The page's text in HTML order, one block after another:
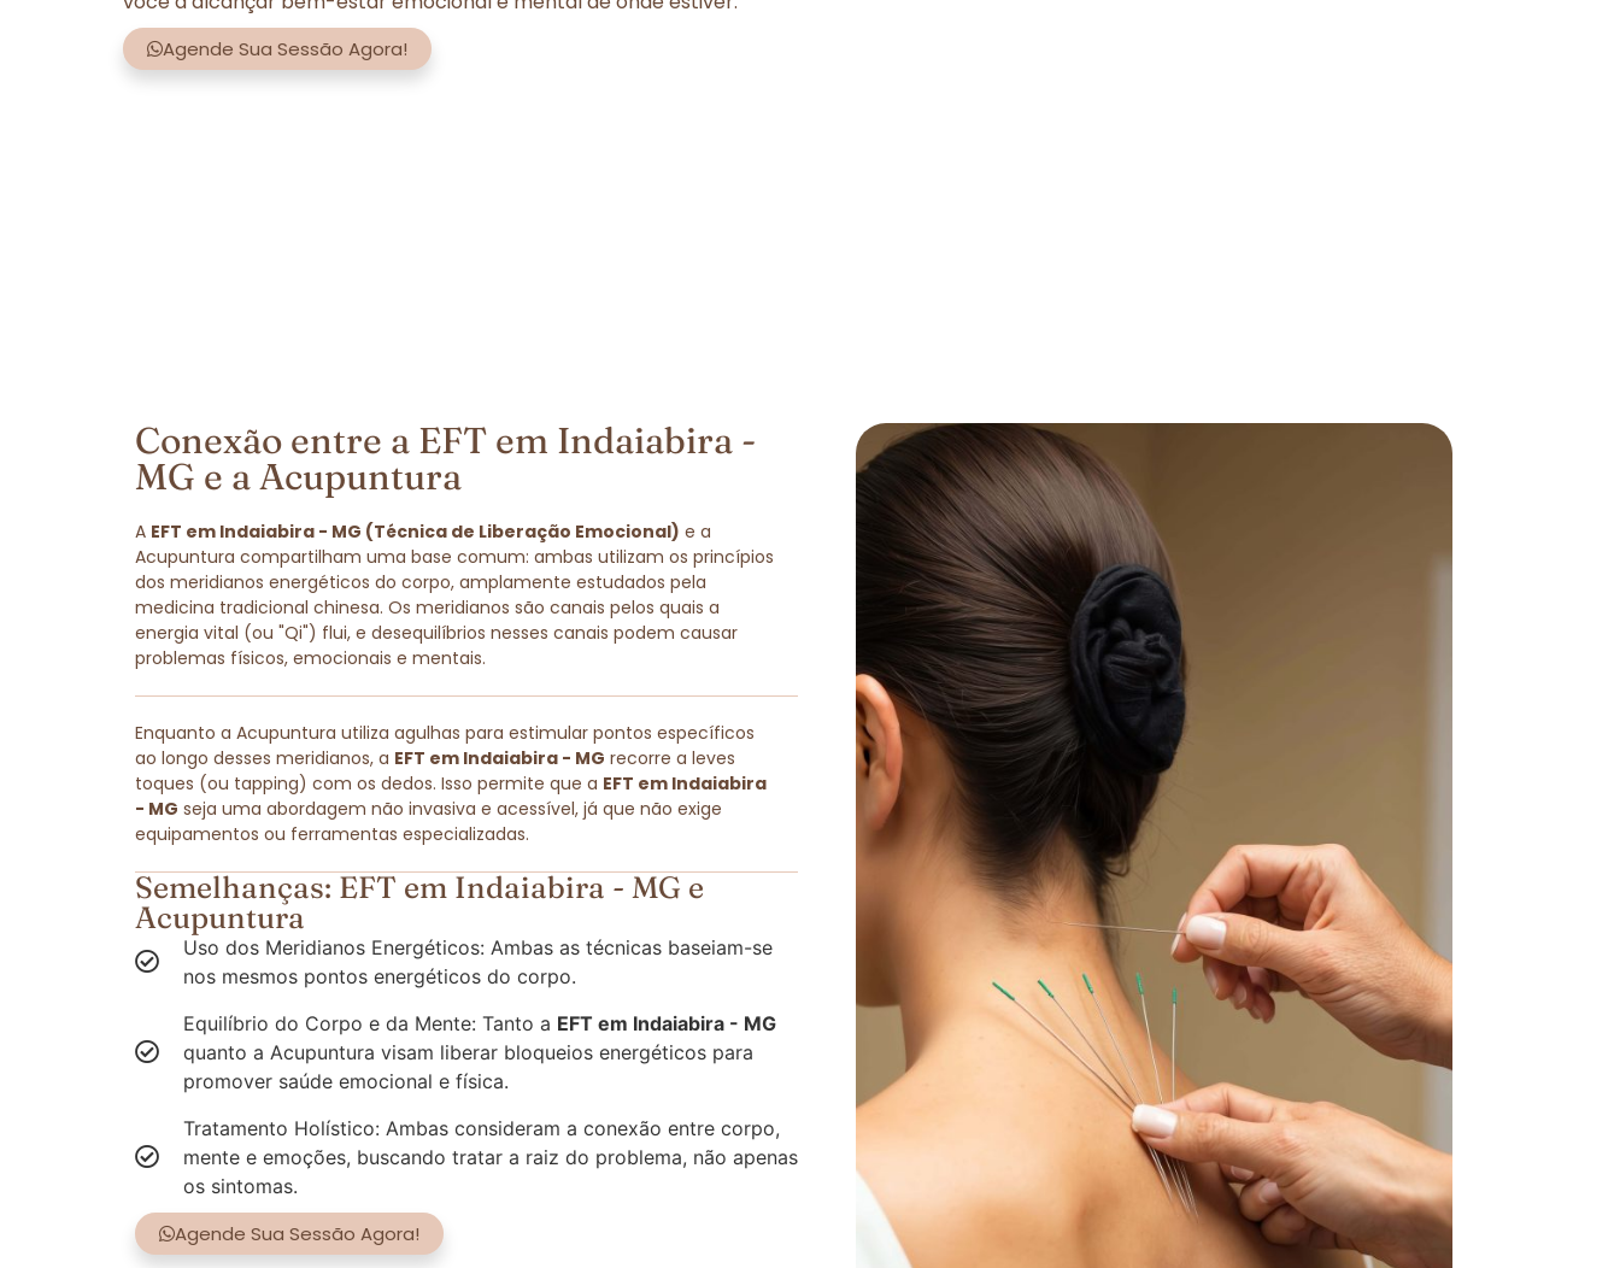
Agende Sua Sessão Agora!
Conexão entre a EFT em Indaiabira -
MG e a Acupuntura
A EFT em Indaiabira - MG (Técnica de Liberação Emocional) e a
Acupuntura compartilham uma base comum: ambas utilizam os princípios
dos meridianos energéticos do corpo, amplamente estudados pela
medicina tradicional chinesa. Os meridianos são canais pelos quais a
energia vital (ou "Qi") flui, e desequilíbrios nesses canais podem causar
problemas físicos, emocionais e mentais.
Enquanto a Acupuntura utiliza agulhas para estimular pontos específicos
ao longo desses meridianos, a EFT em Indaiabira - MG recorre a leves
toques (ou tapping) com os dedos. Isso permite que a EFT em Indaiabira
- MG seja uma abordagem não invasiva e acessível, já que não exige
equipamentos ou ferramentas especializadas.
Semelhanças: EFT em Indaiabira - MG e
Acupuntura
Uso dos Meridianos Energéticos: Ambas as técnicas baseiam-se
nos mesmos pontos energéticos do corpo.
Equilíbrio do Corpo e da Mente: Tanto a EFT em Indaiabira - MG
quanto a Acupuntura visam liberar bloqueios energéticos para
promover saúde emocional e física.
Tratamento Holístico: Ambas consideram a conexão entre corpo,
mente e emoções, buscando tratar a raiz do problema, não apenas
os sintomas.
Agende Sua Sessão Agora!